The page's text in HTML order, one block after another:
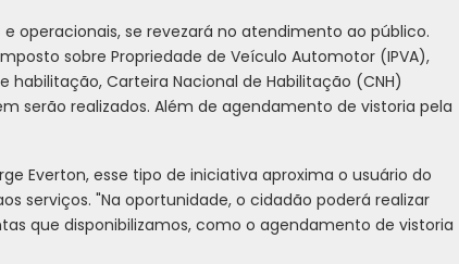
operacionais, se revezará no atendimento ao público.
sobre Propriedade de Veículo Automotor (IPVA),
habilitação, Carteira Nacional de Habilitação (CNH)
serão realizados. Além de agendamento de vistoria pela
Everton, esse tipo de iniciativa aproxima o usuário do
serviços. "Na oportunidade, o cidadão poderá realizar
que disponibilizamos, como o agendamento de vistoria